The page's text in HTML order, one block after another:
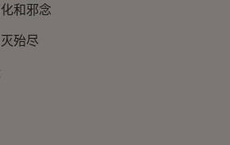
和邪念
殆尽